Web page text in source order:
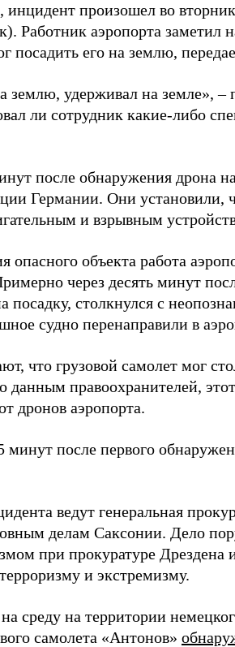
, инцидент произошел во
Работник аэропорта заметил
посадить его на землю,
землю, удерживал на земле», –
ли сотрудник какие-либо
после обнаружения дрона
Германии. Они установили,
и взрывным
опасного объекта работа
через десять минут
посадку, столкнулся с
судно перенаправили в
что грузовой самолет мог
данным правоохранителей,
дронов аэропорта.
минут после первого
ведут генеральная
делам Саксонии. Дело
при прокуратуре
и экстремизму.
среду на территории
самолета «Антонов»